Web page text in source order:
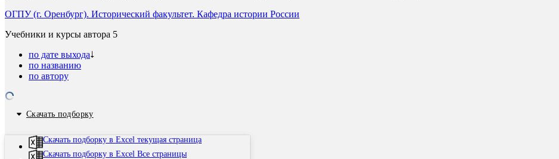
ОГПУ (г. Оренбург). Исторический факультет. Кафедра истории России
Учебники и курсы автора 5
по дате выхода
по названию
по автору
Скачать подборку
Скачать подборку в Excel текущая страница
Скачать подборку в Excel Все страницы